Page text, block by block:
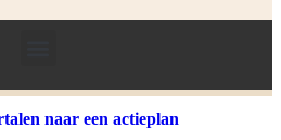
naar een actieplan